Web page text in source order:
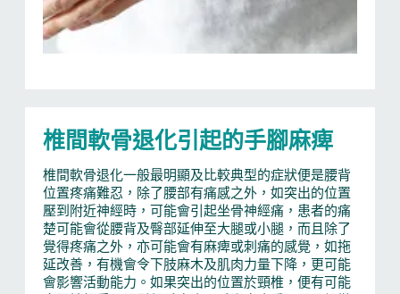
椎間軟骨退化引起的手腳麻痺
椎間軟骨退化一般最明顯及比較典型的症狀便是腰背
位置疼痛難忍，除了腰部有痛感之外，如突出的位置
壓到附近神經時，可能會引起坐骨神經痛，患者的痛
楚可能會從腰背及臀部延伸至大腿或小腿，而且除了
覺得疼痛之外，亦可能會有麻痺或刺痛的感覺，如拖
延改善，有機會令下肢麻木及肌肉力量下降，更可能
會影響活動能力。如果突出的位置於頸椎，便有可能